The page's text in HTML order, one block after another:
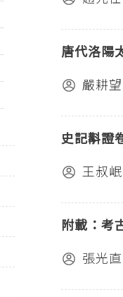
唐代洛陽
嚴耕望
史記斠證
王叔岷
附載：考
張光直